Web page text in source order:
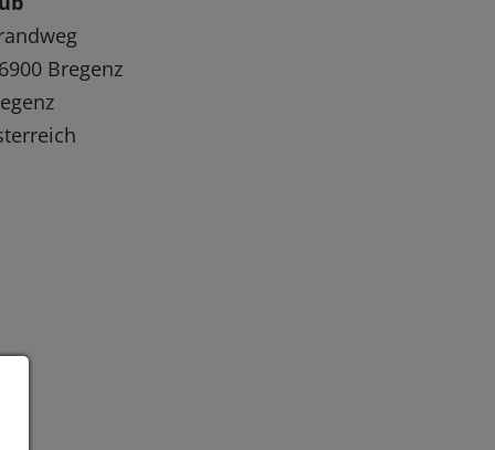
Bregenz